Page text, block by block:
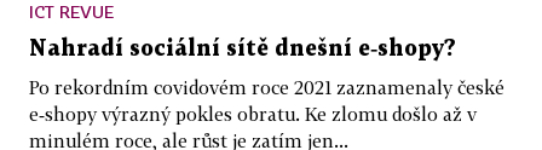
ICT REVUE
Nahradí sociální sítě dnešní e‑shopy?
Po rekordním covidovém roce 2021 zaznamenaly české
e‑shopy výrazný pokles obratu. Ke zlomu došlo až v
minulém roce, ale růst je zatím jen...